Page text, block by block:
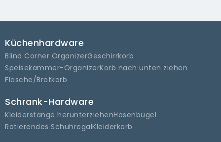
Küchenhardware
Blind Corner OrganizerGeschirrkorb
Speisekammer-OrganizerKorb nach unten ziehen
Flasche/Brotkorb
Schrank-Hardware
Kleiderstange herunterziehenHosenbügel
Rotierendes SchuhregalKleiderkorb